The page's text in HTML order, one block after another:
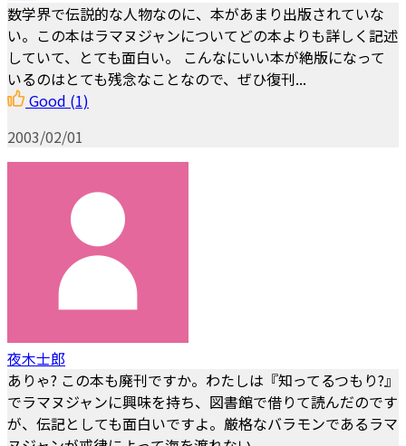
数学界で伝説的な人物なのに、本があまり出版されていな
い。この本はラマヌジャンについてどの本よりも詳しく記述
していて、とても面白い。 こんなにいい本が絶版になって
いるのはとても残念なことなので、ぜひ復刊...
Good (1)
2003/02/01
夜木士郎
ありゃ? この本も廃刊ですか。わたしは『知ってるつもり?』
でラマヌジャンに興味を持ち、図書館で借りて読んだのです
が、伝記としても面白いですよ。厳格なバラモンであるラマ